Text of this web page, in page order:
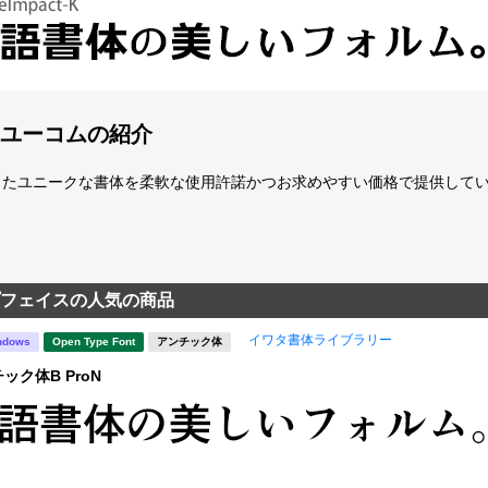
ーコムの紹介
ユニークな書体を柔軟な使用許諾かつお求めやすい価格で提供して
ェイスの人気の商品
Open Type Font アンチック体 イワタ書体ライブラリー
ック体B ProN